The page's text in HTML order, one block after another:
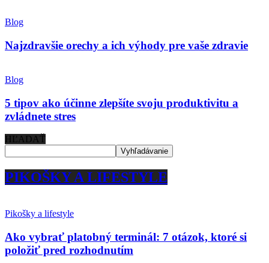
Blog
Najzdravšie orechy a ich výhody pre vaše zdravie
Blog
5 tipov ako účinne zlepšíte svoju produktivitu a
zvládnete stres
HĽADAŤ
PIKOŠKY A LIFESTYLE
Pikošky a lifestyle
Ako vybrať platobný terminál: 7 otázok, ktoré si
položiť pred rozhodnutím